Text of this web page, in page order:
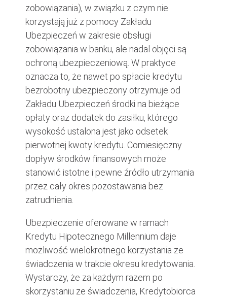
zobowiązania), w związku z czym nie
korzystają już z pomocy Zakładu
Ubezpieczeń w zakresie obsługi
zobowiązania w banku, ale nadal objęci są
ochroną ubezpieczeniową. W praktyce
oznacza to, że nawet po spłacie kredytu
bezrobotny ubezpieczony otrzymuje od
Zakładu Ubezpieczeń środki na bieżące
opłaty oraz dodatek do zasiłku, którego
wysokość ustalona jest jako odsetek
pierwotnej kwoty kredytu. Comiesięczny
dopływ środków finansowych może
stanowić istotne i pewne źródło utrzymania
przez cały okres pozostawania bez
zatrudnienia.
Ubezpieczenie oferowane w ramach
Kredytu Hipotecznego Millennium daje
możliwość wielokrotnego korzystania ze
świadczenia w trakcie okresu kredytowania.
Wystarczy, że za każdym razem po
skorzystaniu ze świadczenia, Kredytobiorca